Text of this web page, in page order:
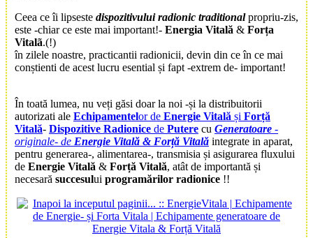
Ceea ce îi lipseste dispozitivului radionic traditionalpropriu-zis,
este -chiar ce este mai important!- Energia Vitală & Forța
Vitalã.(!)
în zilele noastre, practicantii radionicii, devin din ce în ce mai
conștienti de acest lucru esential și fapt -extrem de- important!
În toată lumea, nu veți găsi doar la noi -și la distribuitorii
autorizati ale Echipamentelor de Energie Vitală și Forță
Vitală- Dispozitive Radionice de Putere cu Generatoare -
originale- de Energie Vitală & Forță Vitală integrate in aparat,
pentru generarea-, alimentarea-, transmisia și asigurarea fluxului
de Energie Vitală & Forță Vitală, atât de importantă și
necesară succesului programărilor radionice !!